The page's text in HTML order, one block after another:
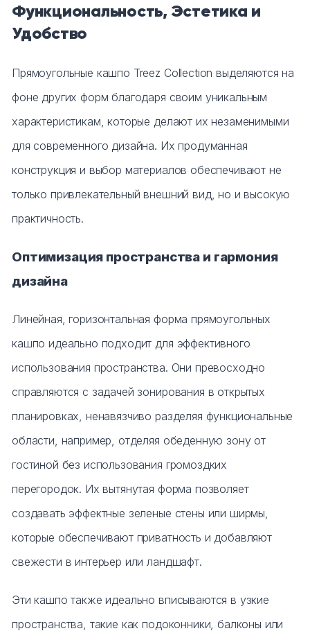
Функциональность, Эстетика и
Удобство
Прямоугольные кашпо Treez Collection выделяются на
фоне других форм благодаря своим уникальным
характеристикам, которые делают их незаменимыми
для современного дизайна. Их продуманная
конструкция и выбор материалов обеспечивают не
только привлекательный внешний вид, но и высокую
практичность.
Оптимизация пространства и гармония
дизайна
Линейная, горизонтальная форма прямоугольных
кашпо идеально подходит для эффективного
использования пространства. Они превосходно
справляются с задачей зонирования в открытых
планировках, ненавязчиво разделяя функциональные
области, например, отделяя обеденную зону от
гостиной без использования громоздких
перегородок. Их вытянутая форма позволяет
создавать эффектные зеленые стены или ширмы,
которые обеспечивают приватность и добавляют
свежести в интерьер или ландшафт.
Эти кашпо также идеально вписываются в узкие
пространства, такие как подоконники, балконы или